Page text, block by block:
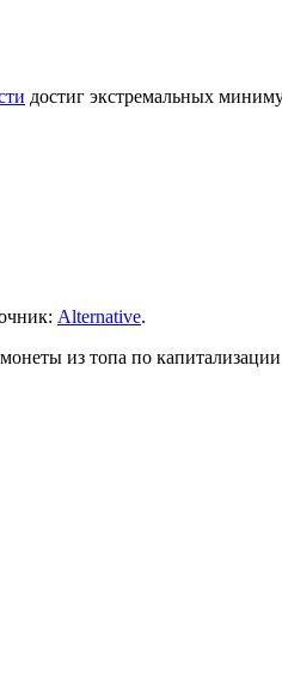
достиг экстремальных
Alternative.
из топа по